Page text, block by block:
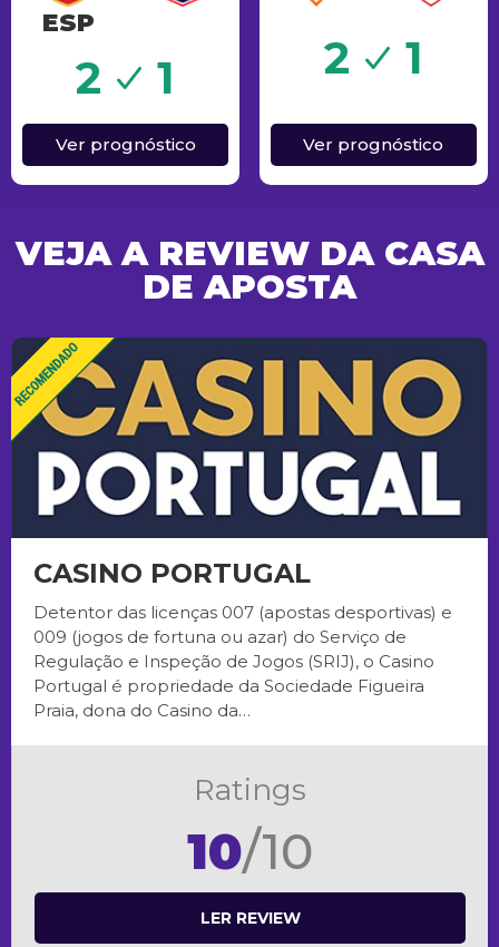
ESP
2 1
Ver prognóstico
2
Sucesso 1
Ver prognóstico
VEJA A REVIEW DA CASA
DE APOSTA
CASINO PORTUGAL
Detentor das licenças 007 (apostas desportivas) e
009 (jogos de fortuna ou azar) do Serviço de
Regulação e Inspeção de Jogos (SRIJ), o Casino
Portugal é propriedade da Sociedade Figueira
Praia, dona do Casino da…
Ratings
10/10
LER REVIEW